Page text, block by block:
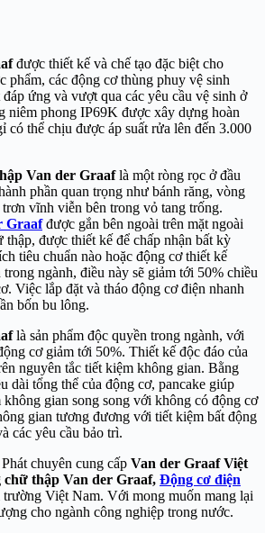
được thiết kế và chế tạo đặc biệt cho
phẩm, các động cơ thùng phuy vệ sinh
ứng và vượt qua các yêu cầu vệ sinh ở
niêm phong IP69K được xây dựng hoàn
có thể chịu được áp suất rửa lên đến 3.000
Van der Graaflà một ròng rọc ở đầu
phần quan trọng như bánh răng, vòng
vĩnh viễn bên trong vỏ tang trống.
Graaf được gắn bên ngoài trên mặt ngoài
thập, được thiết kế để chấp nhận bất kỳ
tiêu chuẩn nào hoặc động cơ thiết kế
ngành, điều này sẽ giảm tới 50% chiều
Việc lắp đặt và tháo động cơ điện nhanh
bốn bu lông.
là sản phẩm độc quyền trong ngành, với
cơ giảm tới 50%. Thiết kế độc đáo của
nguyên tắc tiết kiệm không gian. Bằng
dài tổng thể của động cơ, pancake giúp
không gian song song với không có động cơ
gian tương đương với tiết kiệm bất động
các yêu cầu bảo trì.
chuyên cung cấp Van der Graaf Việt
chữ thập Van der Graaf, Động cơ điện
trường Việt Nam. Với mong muốn mang lại
cho ngành công nghiệp trong nước.